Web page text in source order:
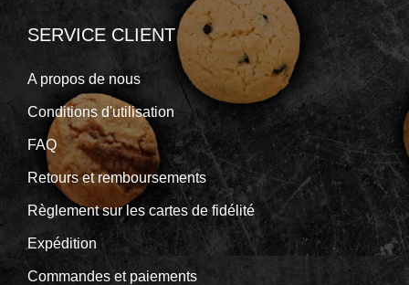
SERVICE CLIENT
A propos de nous
Conditions d'utilisation
FAQ
Retours et remboursements
Règlement sur les cartes de fidélité
Expédition
Commandes et paiements